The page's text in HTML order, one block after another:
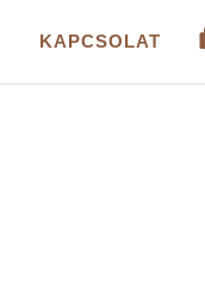
KAPCSOLAT